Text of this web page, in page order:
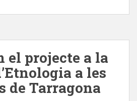
el projecte a la
a les
de Tarragona